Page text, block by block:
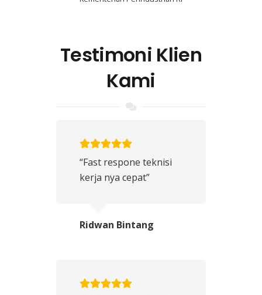
Testimoni Klien
Kami
“Fast respone teknisi
kerja nya cepat”
Ridwan Bintang